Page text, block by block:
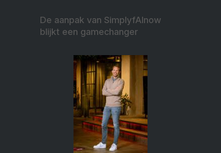
De aanpak van SimplyfAInow
blijkt een gamechanger